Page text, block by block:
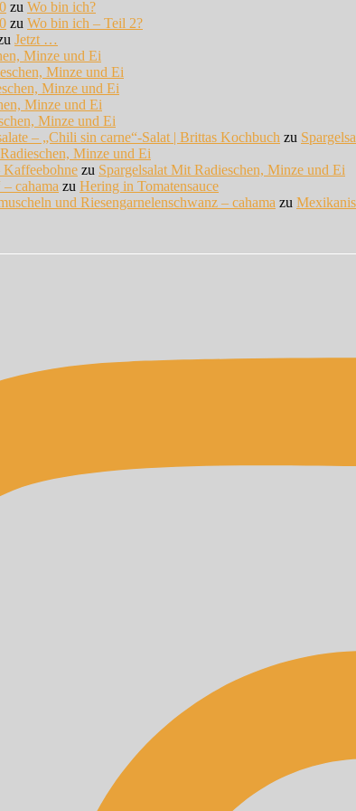
zu Wo bin ich?
zu Wo bin ich – Teil 2?
Jetzt …
Minze und Ei
Minze und Ei
Minze und Ei
Minze und Ei
Minze und Ei
– „Chili sin carne“-Salat | Brittas Kochbuch zu
Minze und Ei
Kaffeebohne zu Spargelsalat Mit Radieschen, Minze und Ei
cahama zu Hering in Tomatensauce
und Riesengarnelenschwanz – cahama zu